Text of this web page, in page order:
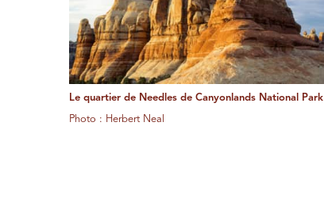
Le quartier de Needles de Canyonlands National Park
Photo : Herbert Neal